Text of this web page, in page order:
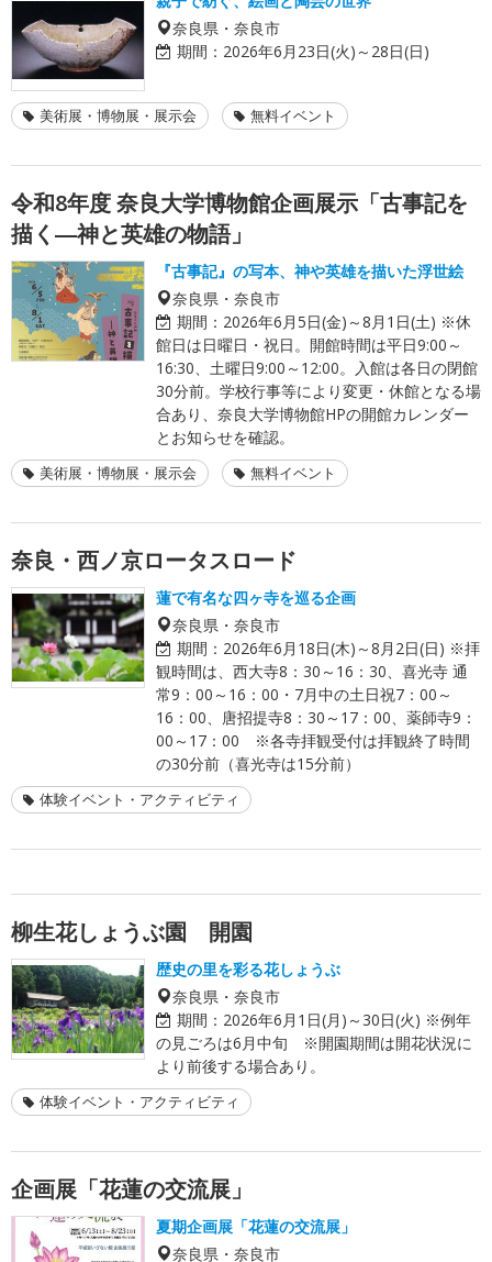
奈良県・奈良市
期間： 2026年6月23日(火)～28日(日)
美術展・博物展・展示会 無料イベント
令和8年度 奈良大学博物館企画展示「古事記を
描く―神と英雄の物語」
『古事記』の写本、神や英雄を描いた浮世絵
奈良県・奈良市
期間： 2026年6月5日(金)～8月1日(土) ※休
館日は日曜日・祝日。開館時間は平日9:00～
16:30、土曜日9:00～12:00。入館は各日の閉館
30分前。学校行事等により変更・休館となる場
合あり、奈良大学博物館HPの開館カレンダー
とお知らせを確認。
美術展・博物展・展示会 無料イベント
奈良・西ノ京ロータスロード
蓮で有名な四ヶ寺を巡る企画
奈良県・奈良市
期間： 2026年6月18日(木)～8月2日(日) ※拝
観時間は、西大寺8：30～16：30、喜光寺 通
常9：00～16：00・7月中の土日祝7：00～
16：00、唐招提寺8：30～17：00、薬師寺9：
00～17：00 ※各寺拝観受付は拝観終了時間
の30分前（喜光寺は15分前）
体験イベント・アクティビティ
柳生花しょうぶ園 開園
歴史の里を彩る花しょうぶ
奈良県・奈良市
期間： 2026年6月1日(月)～30日(火) ※例年
の見ごろは6月中旬 ※開園期間は開花状況に
より前後する場合あり。
体験イベント・アクティビティ
企画展「花蓮の交流展」
夏期企画展「花蓮の交流展」
奈良県・奈良市